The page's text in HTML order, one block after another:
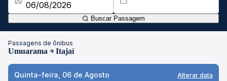
Buscar Passagem
Passagens de ônibus
Umuarama Itajaí
Quinta-feira, 06 de Agosto Alterar data